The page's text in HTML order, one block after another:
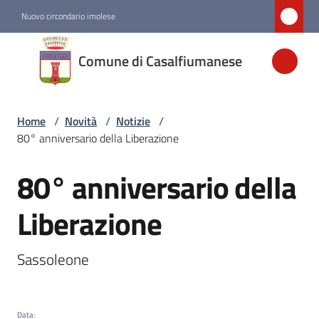
Nuovo circondario imolese
Comune di Casalfiumanese
Comune di
Casalfiumanese
Amministrazione
Menu selezionato
Servizi
Vivere
Home / Novità / Notizie /
80° anniversario della Liberazione
Salta al contenuto
80° anniversario della
Liberazione
Sassoleone
Data: